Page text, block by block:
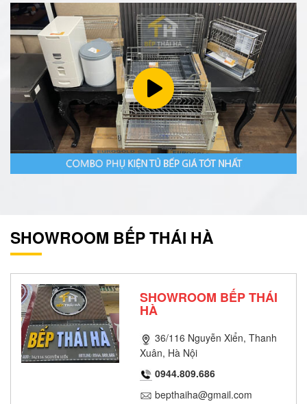
SHOWROOM BẾP THÁI HÀ
SHOWROOM BẾP THÁI
HÀ
36/116 Nguyễn Xiển, Thanh
Xuân, Hà Nội
0944.809.686
bepthaiha@gmail.com